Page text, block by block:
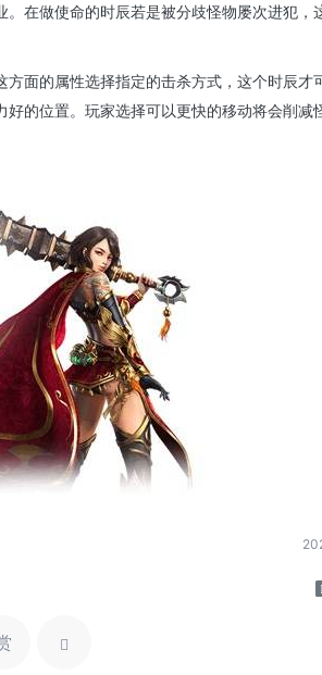
在做使命的时辰若是被分歧怪物屡次进犯，
面的属性选择指定的击杀方式，这个时辰才
的位置。玩家选择可以更快的移动将会削减